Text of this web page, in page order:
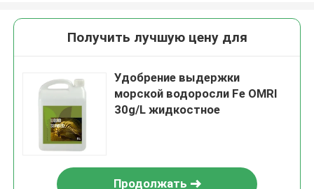
Получить лучшую цену для
Удобрение выдержки
морской водоросли Fe OMRI
30g/L жидкостное
Продолжать